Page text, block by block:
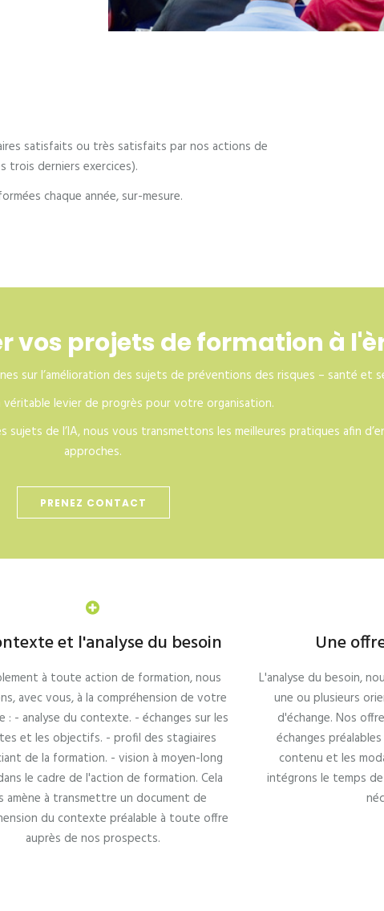
satisfaits ou très satisfaits par nos actions de
trois derniers exercices).
chaque année, sur-mesure.
vos projets de formation à
sur l’amélioration des sujets de préventions des risques – santé et
véritable levier de progrès pour votre organisation.
de l’IA, nous vous transmettons les meilleures pratiques afin
approches.
PRENEZ CONTACT
et l'analyse du besoin
à toute action de formation, nous
avec vous, à la compréhension de votre
: - analyse du contexte. - échanges sur les
et les objectifs. - profil des stagiaires
de la formation. - vision à moyen-long
le cadre de l'action de formation. Cela
amène à transmettre un document de
du contexte préalable à toute offre
auprès de nos prospects.
Une
L'analyse du besoin,
une ou plusieurs
d'échange. Nos
échanges
contenu et les
intégrons le temps